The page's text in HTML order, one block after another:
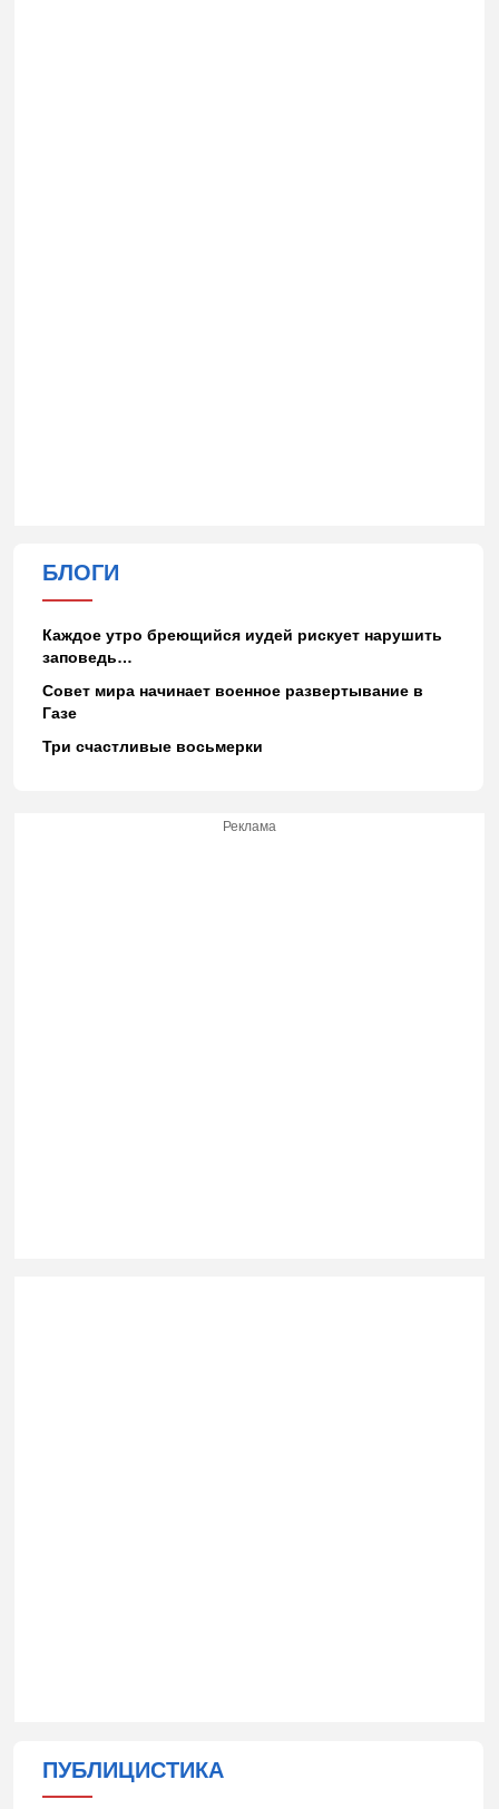
БЛОГИ
Каждое утро бреющийся иудей рискует нарушить
заповедь…
Совет мира начинает военное развертывание в
Газе
Три счастливые восьмерки
Реклама
ПУБЛИЦИСТИКА